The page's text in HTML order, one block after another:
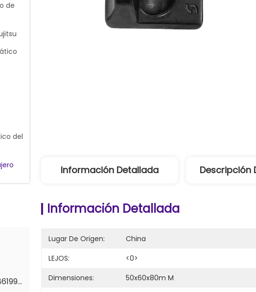
de
del
+0086-18138781425 8619925601378
Información Detallada Descripción
Información Detallada
Lugar De Origen: China
LEJOS:
<0>
Dimensiones:
50x60x80m M